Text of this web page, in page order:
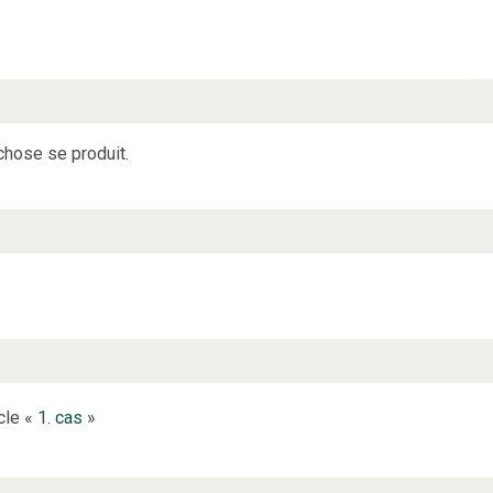
se produit.
« 1. cas »